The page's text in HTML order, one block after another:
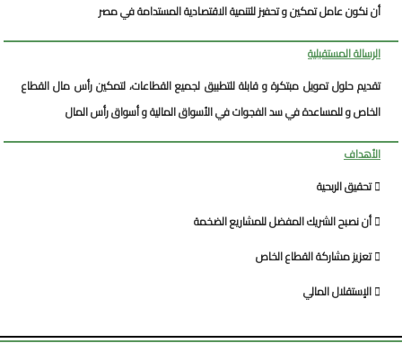
أن نكون عامل تمكين و تحفيز للتنمية الاقتصادية المستدامة في مصر
الرسالة المستقبلية
تقديم حلول تمويل مبتكرة و قابلة للتطبيق لجميع القطاعات، لتمكين رأس مال القطاع
الخاص و للمساعدة في سد الفجوات في الأسواق المالية و أسواق رأس المال
الأهداف
 تحقيق الربحية
 أن نصبح الشريك المفضل للمشاريع الضخمة
 تعزيز مشاركة القطاع الخاص
 الإستقلال المالي